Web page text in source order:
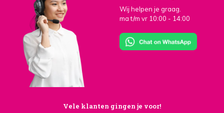
Wij helpen je graag.
ma t/m vr 10:00 - 14:00
Vele klanten gingen je voor!